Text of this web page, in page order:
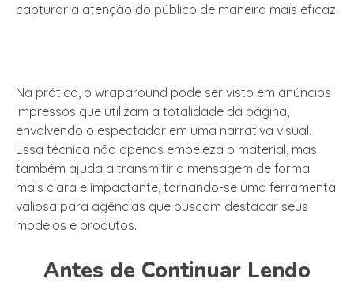
capturar a atenção do público de maneira mais eficaz.
Na prática, o wraparound pode ser visto em anúncios
impressos que utilizam a totalidade da página,
envolvendo o espectador em uma narrativa visual.
Essa técnica não apenas embeleza o material, mas
também ajuda a transmitir a mensagem de forma
mais clara e impactante, tornando-se uma ferramenta
valiosa para agências que buscam destacar seus
modelos e produtos.
Antes de Continuar Lendo